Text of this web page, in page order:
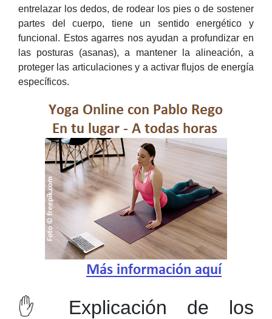
entrelazar los dedos, de rodear los pies o de sostener
partes del cuerpo, tiene un sentido energético y
funcional. Estos agarres nos ayudan a profundizar en
las posturas (asanas), a mantener la alineación, a
proteger las articulaciones y a activar flujos de energía
específicos.
✋ Explicación de los